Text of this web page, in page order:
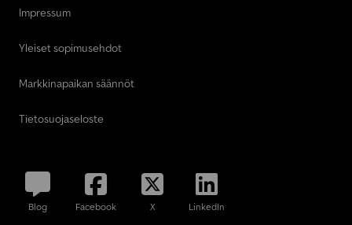
Impressum
Yleiset sopimusehdot
Markkinapaikan säännöt
Tietosuojaseloste
Blog Facebook X LinkedIn